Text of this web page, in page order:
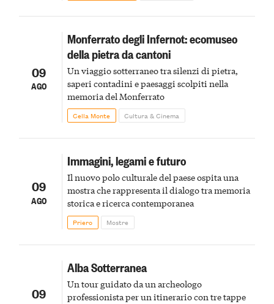
09
AGO
Monferrato degli Infernot: ecomuseo
della pietra da cantoni
Un viaggio sotterraneo tra silenzi di pietra,
saperi contadini e paesaggi scolpiti nella
memoria del Monferrato
Cella Monte Cultura & Cinema
09
AGO
Immagini, legami e futuro
Il nuovo polo culturale del paese ospita una
mostra che rappresenta il dialogo tra memoria
storica e ricerca contemporanea
Priero Mostre
09
Alba Sotterranea
Un tour guidato da un archeologo
professionista per un itinerario con tre tappe